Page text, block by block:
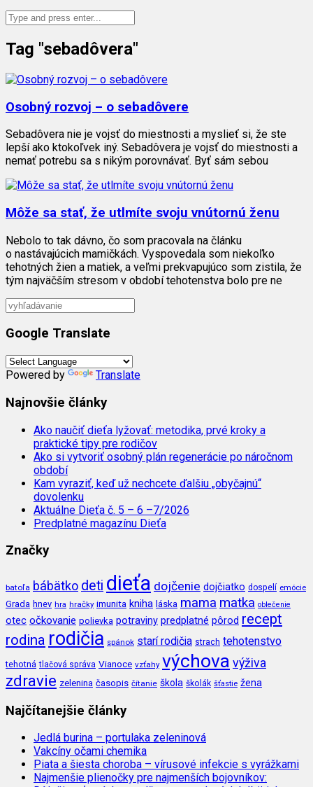
Tag "sebadôvera"
Osobný rozvoj – o sebadôvere
Sebadôvera nie je vojsť do miestnosti a myslieť si, že ste
lepší ako ktokoľvek iný. Sebadôvera je vojsť do miestnosti a
nemať potrebu sa s nikým porovnávať. Byť sám sebou
Môže sa stať, že utlmíte svoju vnútornú ženu
Nebolo to tak dávno, čo som pracovala na článku
o nastávajúcich mamičkách. Vyspovedala som niekoľko
tehotných žien a matiek, a veľmi prekvapujúco som zistila, že
tým najväčším stresom v období tehotenstva bolo pre ne
Google Translate
Powered by Translate
Najnovšie články
Ako naučiť dieťa lyžovať: metodika, prvé kroky a
praktické tipy pre rodičov
Ako si vytvoriť osobný plán regenerácie po náročnom
období
Kam vyraziť, keď už nechcete ďalšiu „obyčajnú“
dovolenku
Aktuálne Dieťa č. 5 – 6 –7/2026
Predplatné magazínu Dieťa
Značky
batoľa bábätko deti dieťa dojčenie dojčiatko dospelí emócie
Grada hnev hra hračky imunita kniha láska mama matka oblečenie
otec očkovanie polievka potraviny predplatné pôrod recept
rodina rodičia spánok starí rodičia strach tehotenstvo
tehotná tlačová správa Vianoce vzťahy výchova výživa
zdravie zelenina časopis čítanie škola školák šťastie žena
Najčítanejšie články
Jedlá burina – portulaka zeleninová
Vakcíny očami chemika
Piata a šiesta choroba – vírusové infekcie s vyrážkami
Najmenšie plienočky pre najmenších bojovníkov: